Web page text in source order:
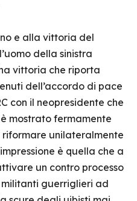
e alla vittoria del
della sinistra
vittoria che riporta
dell’accordo di pace
con il neopresidente che
mostrato fermamente
riformare unilateralmente
è quella che a
un contro processo
guerriglieri ad